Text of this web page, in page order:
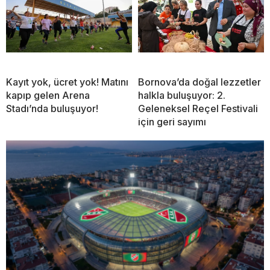
Kayıt yok, ücret yok! Matını
kapıp gelen Arena
Stadı’nda buluşuyor!
Bornova’da doğal lezzetler
halkla buluşuyor: 2.
Geleneksel Reçel Festivali
için geri sayımı